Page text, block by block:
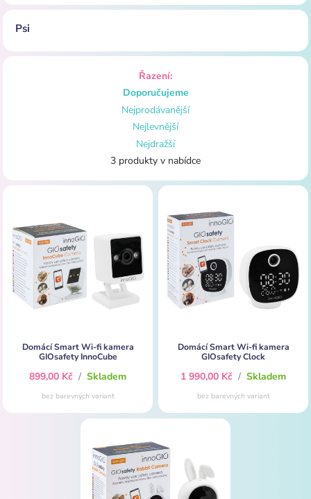
Psi
Řazení:
Doporučujeme
Nejprodávanější
Nejlevnější
Nejdražší
3 produkty v nabídce
Domácí Smart Wi-fi kamera
GIOsafety InnoCube
899,00 Kč / Skladem
bez barevných variant
Domácí Smart Wi-fi kamera
GIOsafety Clock
1 990,00 Kč / Skladem
bez barevných variant